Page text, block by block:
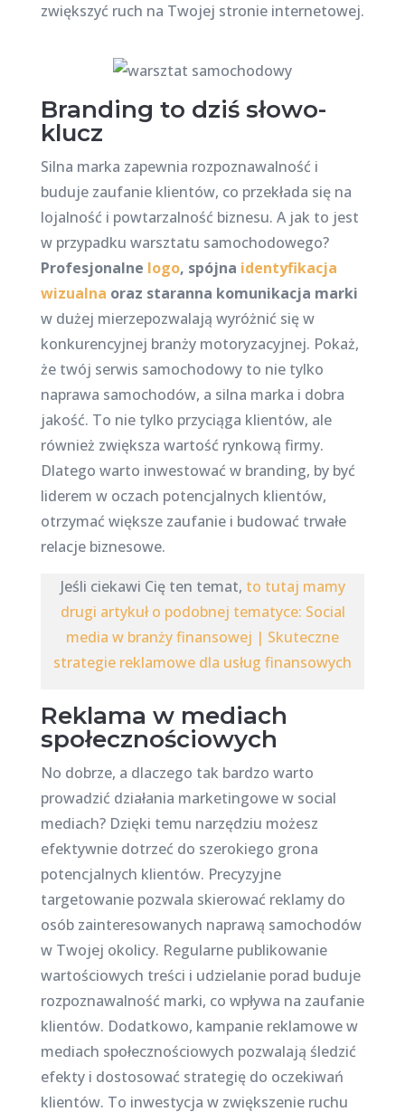
zwiększyć ruch na Twojej stronie internetowej.
Branding to dziś słowo-
klucz
Silna marka zapewnia rozpoznawalność i
buduje zaufanie klientów, co przekłada się na
lojalność i powtarzalność biznesu. A jak to jest
w przypadku warsztatu samochodowego?
Profesjonalne logo, spójna identyfikacja
wizualna oraz staranna komunikacja marki
w dużej mierzepozwalają wyróżnić się w
konkurencyjnej branży motoryzacyjnej. Pokaż,
że twój serwis samochodowy to nie tylko
naprawa samochodów, a silna marka i dobra
jakość. To nie tylko przyciąga klientów, ale
również zwiększa wartość rynkową firmy.
Dlatego warto inwestować w branding, by być
liderem w oczach potencjalnych klientów,
otrzymać większe zaufanie i budować trwałe
relacje biznesowe.
Jeśli ciekawi Cię ten temat, to tutaj mamy
drugi artykuł o podobnej tematyce: Social
media w branży finansowej | Skuteczne
strategie reklamowe dla usług finansowych
Reklama w mediach
społecznościowych
No dobrze, a dlaczego tak bardzo warto
prowadzić działania marketingowe w social
mediach? Dzięki temu narzędziu możesz
efektywnie dotrzeć do szerokiego grona
potencjalnych klientów. Precyzyjne
targetowanie pozwala skierować reklamy do
osób zainteresowanych naprawą samochodów
w Twojej okolicy. Regularne publikowanie
wartościowych treści i udzielanie porad buduje
rozpoznawalność marki, co wpływa na zaufanie
klientów. Dodatkowo, kampanie reklamowe w
mediach społecznościowych pozwalają śledzić
efekty i dostosować strategię do oczekiwań
klientów. To inwestycja w zwiększenie ruchu